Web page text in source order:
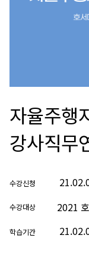
자율주행
강사직무
수강신청
수강대상 2021
학습기간